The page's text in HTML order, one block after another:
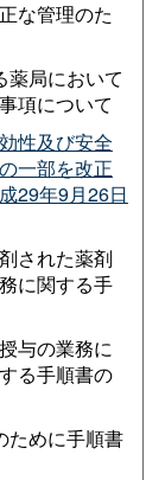
な管理のた
局において
項について
性及び安全
一部を改正
29年9月26日
された薬剤
に関する手
与の業務に
る手順書の
ために手順書